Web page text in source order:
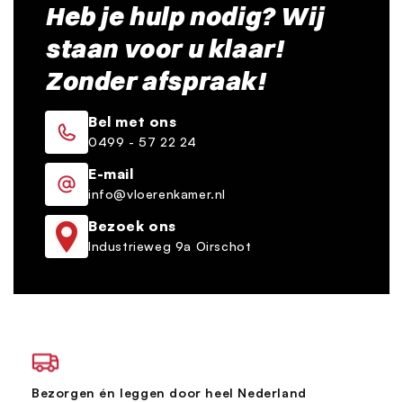
Heb je hulp nodig? Wij
staan voor u klaar!
Zonder afspraak!
Bel met ons
0499 - 57 22 24
E-mail
info@vloerenkamer.nl
Bezoek ons
Industrieweg 9a Oirschot
Bezorgen én leggen door heel Nederland